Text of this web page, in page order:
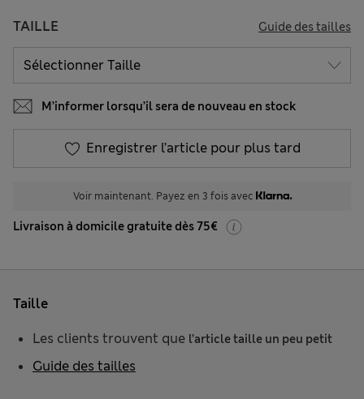
TAILLE Guide des tailles
M’informer lorsqu’il sera de nouveau en stock
Enregistrer l’article pour plus tard
Voir maintenant. Payez en 3 fois avec
Livraison à domicile gratuite dès 75€
Taille
Les clients trouvent que l’article taille un peu petit
Guide des tailles